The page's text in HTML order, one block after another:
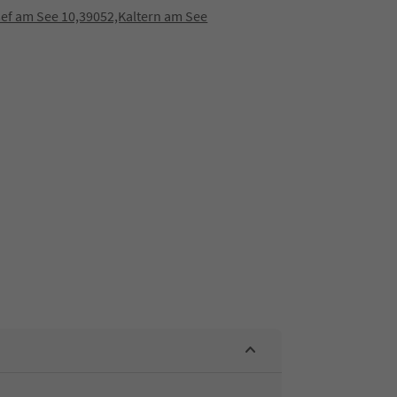
am See 10,39052,Kaltern am See